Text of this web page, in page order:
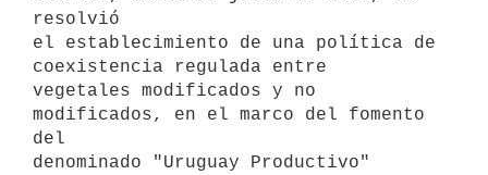
resolvió
el establecimiento de una política de
coexistencia regulada entre
vegetales modificados y no
modificados, en el marco del fomento
del
denominado "Uruguay Productivo"